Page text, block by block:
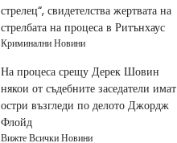
стрелец“, свидетелства жертвата на
стрелбата на процеса в Ритънхаус
Криминални Новини
На процеса срещу Дерек Шовин
някои от съдебните заседатели имат
остри възгледи по делото Джордж
Флойд
Вижте Всички Новини